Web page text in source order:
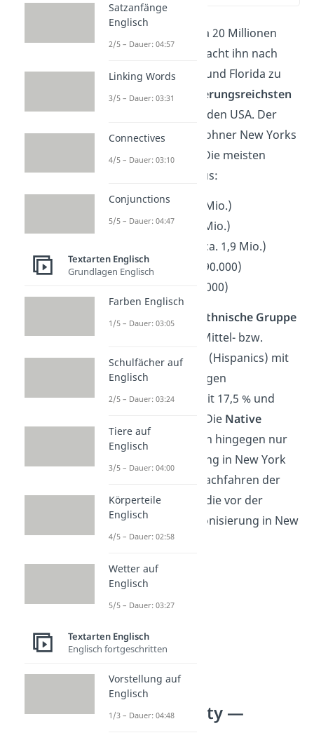
New York hat etwa 20 Millionen
Einwohner. Das macht ihn nach
Kalifornien, Texas und Florida zu
einem derbevölkerungsreichsten
in den USA. Der
Großteilder Einwohner New Yorks
sindweiß(57 %). Die meisten
davon kommen aus:
Italien (ca. 2,5 Mio.)
Irland (ca. 2,3 Mio.)
Deutschland (ca. 1,9 Mio.)
England (ca. 990.000)
Polen (ca. 900.000)
Diezweitgrößte
ethnische Gruppe
in New York sind Mittel- bzw.
Lateinamerikaner
(Hispanics) mit
18,4 %. Danach folgen
Afroamerikaner mit 17,5 % und
Asiaten mit 8,1 %. Die Native
Americans
machen hingegen nur
der Bevölkerung in New York
aus. Sie sind die Nachfahren der
indigenen Völker, die vor der
europäischen Kolonisierung in New
York lebten.
New York City —
Satzanfänge
Englisch
2/5 – Dauer: 04:57
Linking Words
3/5 – Dauer: 03:31
Connectives
4/5 – Dauer: 03:10
Conjunctions
5/5 – Dauer: 04:47
Textarten Englisch
Grundlagen Englisch
Farben Englisch
1/5 – Dauer: 03:05
Schulfächer auf
Englisch
2/5 – Dauer: 03:24
Tiere auf
Englisch
3/5 – Dauer: 04:00
Körperteile
Englisch
4/5 – Dauer: 02:58
Wetter auf
Englisch
5/5 – Dauer: 03:27
Textarten Englisch
Englisch fortgeschritten
Vorstellung auf
Englisch
1/3 – Dauer: 04:48